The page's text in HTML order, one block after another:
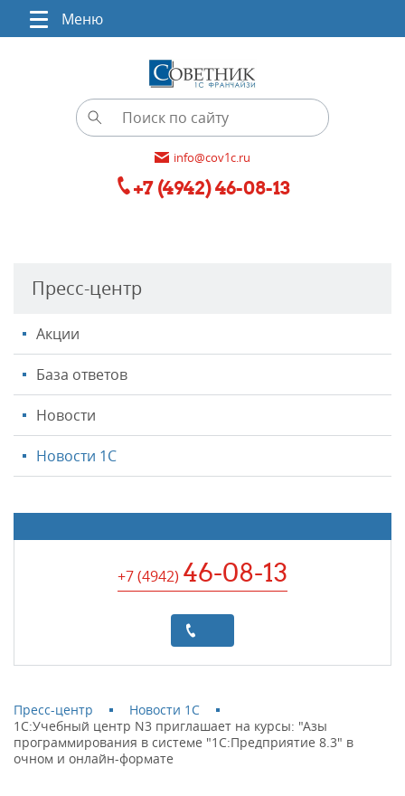
Меню
info@cov1c.ru
+7 (4942) 46-08-13
Пресс-центр
Акции
База ответов
Новости
Новости 1С
+7 (4942) 46-08-13
Пресс-центр
Новости 1С
1С:Учебный центр N3 приглашает на курсы: "Азы
программирования в системе "1С:Предприятие 8.3" в
очном и онлайн-формате